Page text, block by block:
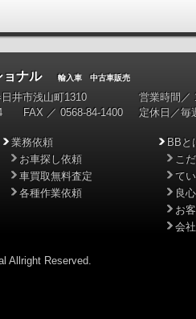
ョナル輸入車 中古車販売
井市浅山町1310
FAX ／ 0568-84-1400
営業時間／
定休日／毎
業務依頼
お車探し依頼
車買取無料査定
各種作業依頼
BBと
こ
て
良
お
会
Allright Reserved.